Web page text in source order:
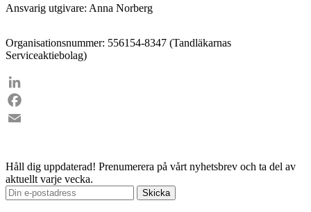
Ansvarig utgivare: Anna Norberg
Organisationsnummer: 556154-8347 (Tandläkarnas
Serviceaktiebolag)
LinkedIn
Facebook
Håll dig uppdaterad! Prenumerera på vårt nyhetsbrev och ta del av
aktuellt varje vecka.